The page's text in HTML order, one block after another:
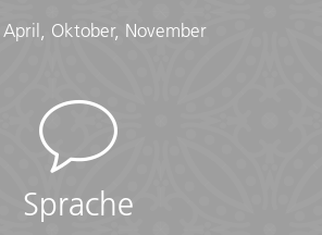
Oktober, November
Sprache